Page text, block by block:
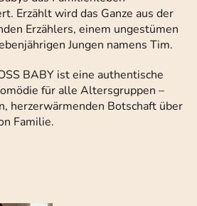
Erzählt wird das Ganze aus der
Erzählers, einem ungestümen
Jungen namens Tim.
BABY ist eine authentische
für alle Altersgruppen –
herzerwärmenden Botschaft über
Familie.